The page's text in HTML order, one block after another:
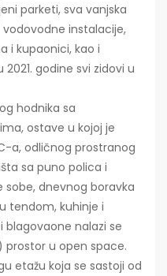
parketi, sva vanjska
instalacije,
i kupaonici, kao i
godine svi zidovi u
hodnika sa
ostave u kojoj je
a, odličnog prostranog
sa puno polica i
dnevnog boravka
tendom, kuhinje i
blagovaone nalazi se
prostor u open space.
etažu koja se sastoji od